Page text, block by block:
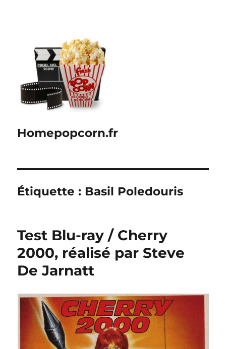
Homepopcorn.fr
Étiquette : Basil Poledouris
Test Blu-ray / Cherry
2000, réalisé par Steve
De Jarnatt